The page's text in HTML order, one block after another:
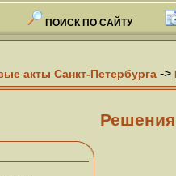
ПОИСК ПО САЙТУ
акты Санкт-Петербурга ->
Решения